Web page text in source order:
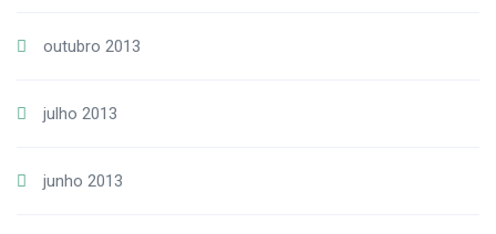
outubro 2013
julho 2013
junho 2013